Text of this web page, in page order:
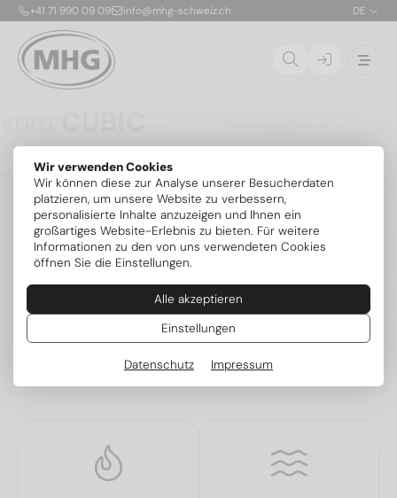
Wir verwenden Cookies
Wir können diese zur Analyse unserer Besucherdaten
platzieren, um unsere Website zu verbessern,
personalisierte Inhalte anzuzeigen und Ihnen ein
großartiges Website-Erlebnis zu bieten. Für weitere
Informationen zu den von uns verwendeten Cookies
öffnen Sie die Einstellungen.
Alle akzeptieren
Einstellungen
Datenschutz Impressum
+41 71 990 09 09 info@mhg-schweiz.ch DE
Die CUBIC ist die erste patentierte, stapelbare
Propan-Solewärmepumpe für die Aufstellung im
Gebäude. Dank nur 150 g Kältemittel R290 pro Modul
ist die sichere Innenaufstellung bis 54 kW ohne
zusätzliche Sicherheitsvorrichtungen möglich. Die
flexibel kombinierbaren Module mit je 6,8 kW lassen
sich exakt an den Bedarf anpassen und später
erweitern – mit serienmässig integrierter aktiver
Mehr zum Serienstart Weitere Modelle
Beliebte Kategorien